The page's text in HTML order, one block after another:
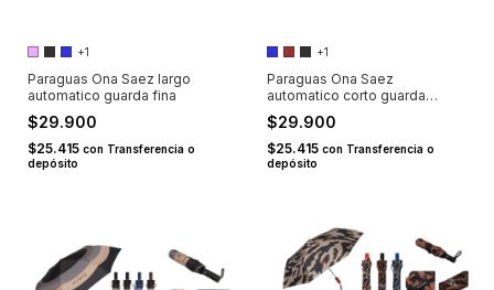
+1
Paraguas Ona Saez largo
automatico guarda fina
$29.900
$25.415 con Transferencia o
depósito
+1
Paraguas Ona Saez
automatico corto guarda
ancha
$29.900
$25.415 con Transferencia o
depósito